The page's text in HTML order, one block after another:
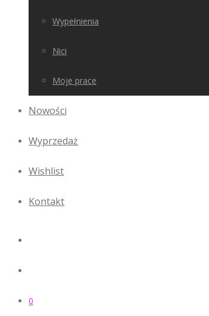
Wypełnienia
Nici
Moje prace
Nowości
Wyprzedaż
Wishlist
Kontakt
0